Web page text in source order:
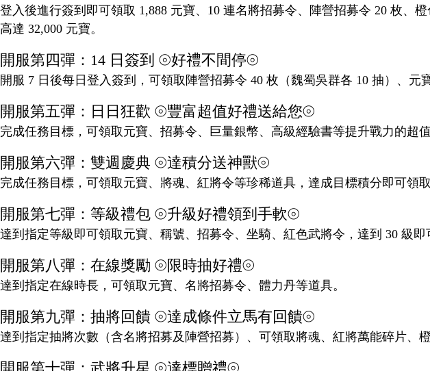
登入後進行簽到即可領取 1,888 元寶、10 連名將招募令、陣營招募令 20 枚、
高達 32,000 元寶。
開服第四彈：14 日簽到 ⦾好禮不間停⦾
開服 7 日後每日登入簽到，可領取陣營招募令 40 枚（魏蜀吳群各 10 抽）、元
開服第五彈：日日狂歡 ⦾豐富超值好禮送給您⦾
完成任務目標，可領取元寶、招募令、巨量銀幣、高級經驗書等提升戰力的超值
開服第六彈：雙週慶典 ⦾達積分送神獸⦾
完成任務目標，可領取元寶、將魂、紅將令等珍稀道具，達成目標積分即可領
開服第七彈：等級禮包 ⦾升級好禮領到手軟⦾
達到指定等級即可領取元寶、稱號、招募令、坐騎、紅色武將令，達到 30 級即
開服第八彈：在線獎勵 ⦾限時抽好禮⦾
達到指定在線時長，可領取元寶、名將招募令、體力丹等道具。
開服第九彈：抽將回饋 ⦾達成條件立馬有回饋⦾
達到指定抽將次數（含名將招募及陣營招募）、可領取將魂、紅將萬能碎片、